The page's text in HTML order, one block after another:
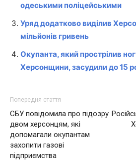
одеськими поліцейськими
Уряд додатково виділив
мільйонів гривень
Окупанта, який прострілив
Херсонщини, засудили до 15
Попередня стаття
СБУ повідомила про підозру
двом херсонцям, які
допомагали окупантам
захопити газові
підприємства